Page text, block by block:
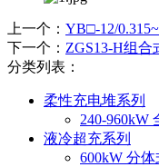
上一个： YB□-12/
下一个： ZGS13-H组
分类列表：
柔性充电堆系列
240-960kW
液冷超充系列
600kW 分